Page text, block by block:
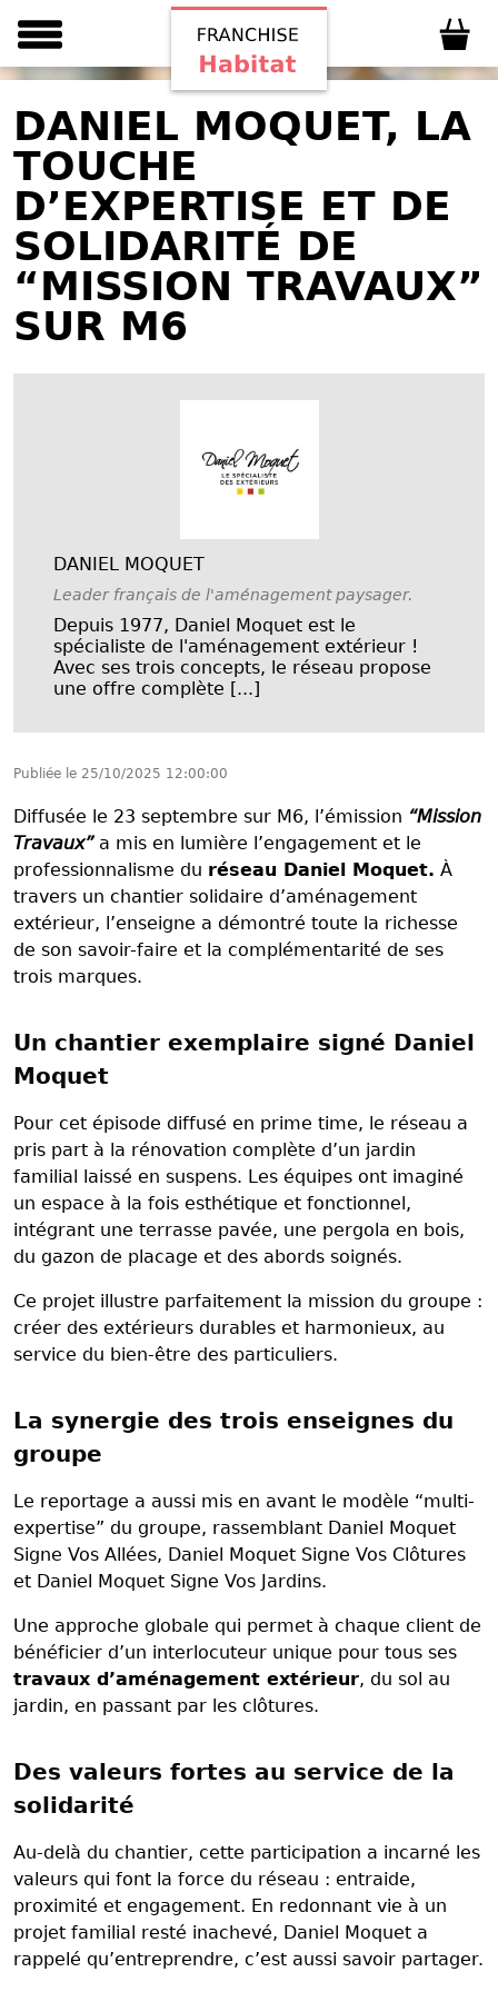
DANIEL MOQUET, LA
TOUCHE
D’EXPERTISE ET DE
SOLIDARITÉ DE
“MISSION TRAVAUX”
SUR M6
DANIEL MOQUET
Leader français de l'aménagement paysager.
Depuis 1977, Daniel Moquet est le
spécialiste de l'aménagement extérieur !
Avec ses trois concepts, le réseau propose
une offre complète [...]
Publiée le 25/10/2025 12:00:00
Diffusée le 23 septembre sur M6, l’émission “Mission
Travaux”a mis en lumière l’engagement et le
professionnalisme du réseau Daniel Moquet. À
travers un chantier solidaire d’aménagement
extérieur, l’enseigne a démontré toute la richesse
de son savoir-faire et la complémentarité de ses
trois marques.
Un chantier exemplaire signé Daniel
Moquet
Pour cet épisode diffusé en prime time, le réseau a
pris part à la rénovation complète d’un jardin
familial laissé en suspens. Les équipes ont imaginé
un espace à la fois esthétique et fonctionnel,
intégrant une terrasse pavée, une pergola en bois,
du gazon de placage et des abords soignés.
Ce projet illustre parfaitement la mission du groupe :
créer des extérieurs durables et harmonieux, au
service du bien-être des particuliers.
La synergie des trois enseignes du
groupe
Le reportage a aussi mis en avant le modèle “multi-
expertise” du groupe, rassemblant Daniel Moquet
Signe Vos Allées, Daniel Moquet Signe Vos Clôtures
et Daniel Moquet Signe Vos Jardins.
Une approche globale qui permet à chaque client de
bénéficier d’un interlocuteur unique pour tous ses
travaux d’aménagement extérieur, du sol au
jardin, en passant par les clôtures.
Des valeurs fortes au service de la
solidarité
Au-delà du chantier, cette participation a incarné les
valeurs qui font la force du réseau : entraide,
proximité et engagement. En redonnant vie à un
projet familial resté inachevé, Daniel Moquet a
rappelé qu’entreprendre, c’est aussi savoir partager.